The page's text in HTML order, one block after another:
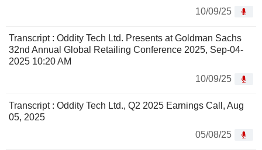
10/09/25
Transcript : Oddity Tech Ltd. Presents at Goldman Sachs
32nd Annual Global Retailing Conference 2025, Sep-04-
2025 10:20 AM
10/09/25
Transcript : Oddity Tech Ltd., Q2 2025 Earnings Call, Aug
05, 2025
05/08/25